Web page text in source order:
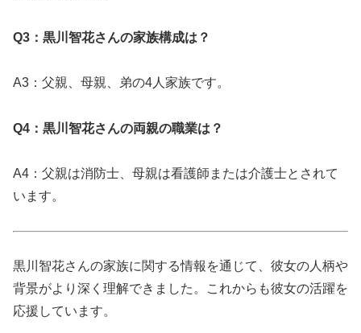
Q3：黒川智花さんの家族構成は？
A3：父親、母親、弟の4人家族です。
Q4：黒川智花さんの両親の職業は？
A4：父親は消防士、母親は看護師または介護士とされて
います。
黒川智花さんの家族に関する情報を通じて、彼女の人柄や
背景がより深く理解できました。
これからも彼女の活躍を
応援しています。